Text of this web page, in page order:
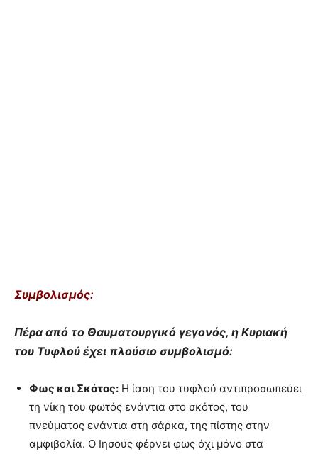
Συμβολισμός:
Πέρα από το Θαυματουργικό γεγονός, η Κυριακή
του Τυφλού έχει πλούσιο συμβολισμό:
Φως και Σκότος: Η ίαση του τυφλού αντιπροσωπεύει
τη νίκη του φωτός ενάντια στο σκότος, του
πνεύματος ενάντια στη σάρκα, της πίστης στην
αμφιβολία. Ο Ιησούς φέρνει φως όχι μόνο στα